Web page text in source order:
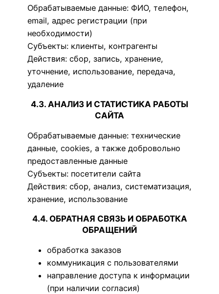
Обрабатываемые данные: ФИО, телефон,
email, адрес регистрации (при
необходимости)
Субъекты: клиенты, контрагенты
Действия: сбор, запись, хранение,
уточнение, использование, передача,
удаление
4.3. АНАЛИЗ И СТАТИСТИКА РАБОТЫ
САЙТА
Обрабатываемые данные: технические
данные, cookies, а также добровольно
предоставленные данные
Субъекты: посетители сайта
Действия: сбор, анализ, систематизация,
хранение, использование
4.4. ОБРАТНАЯ СВЯЗЬ И ОБРАБОТКА
ОБРАЩЕНИЙ
обработка заказов
коммуникация с пользователями
направление доступа к информации
(при наличии согласия)